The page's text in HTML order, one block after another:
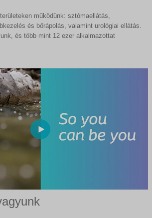
működünk: sztómaellátás,
és bőrápolás, valamint urológiai ellátás.
és több mint 12 ezer alkalmazottat